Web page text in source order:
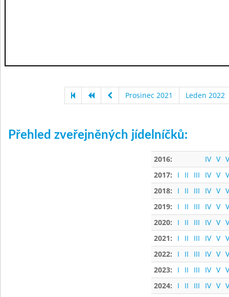
Prosinec 2021 Leden 2022
Přehled zveřejněných jídelníčků:
2016: IV V
2017:
I II III IV V
2018:
I II III IV V
2019:
I II III IV V
2020:
I II III IV V
2021:
I II III IV V
2022:
I II III IV V
2023:
I II III IV V
2024:
I II III IV V